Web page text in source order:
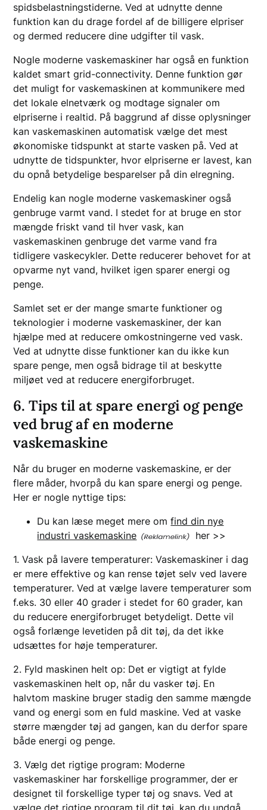
spidsbelastningstiderne. Ved at udnytte denne
funktion kan du drage fordel af de billigere elpriser
og dermed reducere dine udgifter til vask.
Nogle moderne vaskemaskiner har også en funktion
kaldet smart grid-connectivity. Denne funktion gør
det muligt for vaskemaskinen at kommunikere med
det lokale elnetværk og modtage signaler om
elpriserne i realtid. På baggrund af disse oplysninger
kan vaskemaskinen automatisk vælge det mest
økonomiske tidspunkt at starte vasken på. Ved at
udnytte de tidspunkter, hvor elpriserne er lavest, kan
du opnå betydelige besparelser på din elregning.
Endelig kan nogle moderne vaskemaskiner også
genbruge varmt vand. I stedet for at bruge en stor
mængde friskt vand til hver vask, kan
vaskemaskinen genbruge det varme vand fra
tidligere vaskecykler. Dette reducerer behovet for at
opvarme nyt vand, hvilket igen sparer energi og
penge.
Samlet set er der mange smarte funktioner og
teknologier i moderne vaskemaskiner, der kan
hjælpe med at reducere omkostningerne ved vask.
Ved at udnytte disse funktioner kan du ikke kun
spare penge, men også bidrage til at beskytte
miljøet ved at reducere energiforbruget.
6. Tips til at spare energi og penge
ved brug af en moderne
vaskemaskine
Når du bruger en moderne vaskemaskine, er der
flere måder, hvorpå du kan spare energi og penge.
Her er nogle nyttige tips:
Du kan læse meget mere omfind din nye
industri vaskemaskine
her >>
1. Vask på lavere temperaturer: Vaskemaskiner i dag
er mere effektive og kan rense tøjet selv ved lavere
temperaturer. Ved at vælge lavere temperaturer som
f.eks. 30 eller 40 grader i stedet for 60 grader, kan
du reducere energiforbruget betydeligt. Dette vil
også forlænge levetiden på dit tøj, da det ikke
udsættes for høje temperaturer.
2. Fyld maskinen helt op: Det er vigtigt at fylde
vaskemaskinen helt op, når du vasker tøj. En
halvtom maskine bruger stadig den samme mængde
vand og energi som en fuld maskine. Ved at vaske
større mængder tøj ad gangen, kan du derfor spare
både energi og penge.
3. Vælg det rigtige program: Moderne
vaskemaskiner har forskellige programmer, der er
designet til forskellige typer tøj og snavs. Ved at